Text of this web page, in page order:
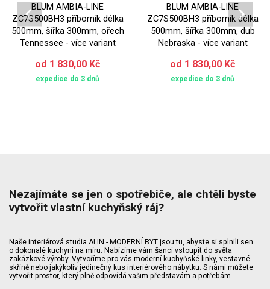
BLUM AMBIA-LINE
ZC7S500BH3 příborník délka
500mm, šířka 300mm, ořech
Tennessee - více variant
od 1 830,00 Kč
expedice do 3 dnů
BLUM AMBIA-LINE
ZC7S500BH3 příborník délka
500mm, šířka 300mm, dub
Nebraska - více variant
od 1 830,00 Kč
expedice do 3 dnů
Nezajímáte se jen o spotřebiče, ale chtěli byste
vytvořit vlastní kuchyňský ráj?
Naše interiérová studia ALIN - MODERNÍ BYT jsou tu, abyste si splnili sen
o dokonalé kuchyni na míru. Nabízíme vám šanci vstoupit do světa
zakázkové výroby. Vytvoříme pro vás moderní kuchyňské linky, vestavné
skříně nebo jakýkoliv jedinečný kus interiérového nábytku. S námi můžete
vytvořit prostor, který plně odpovídá vašim představám a potřebám.